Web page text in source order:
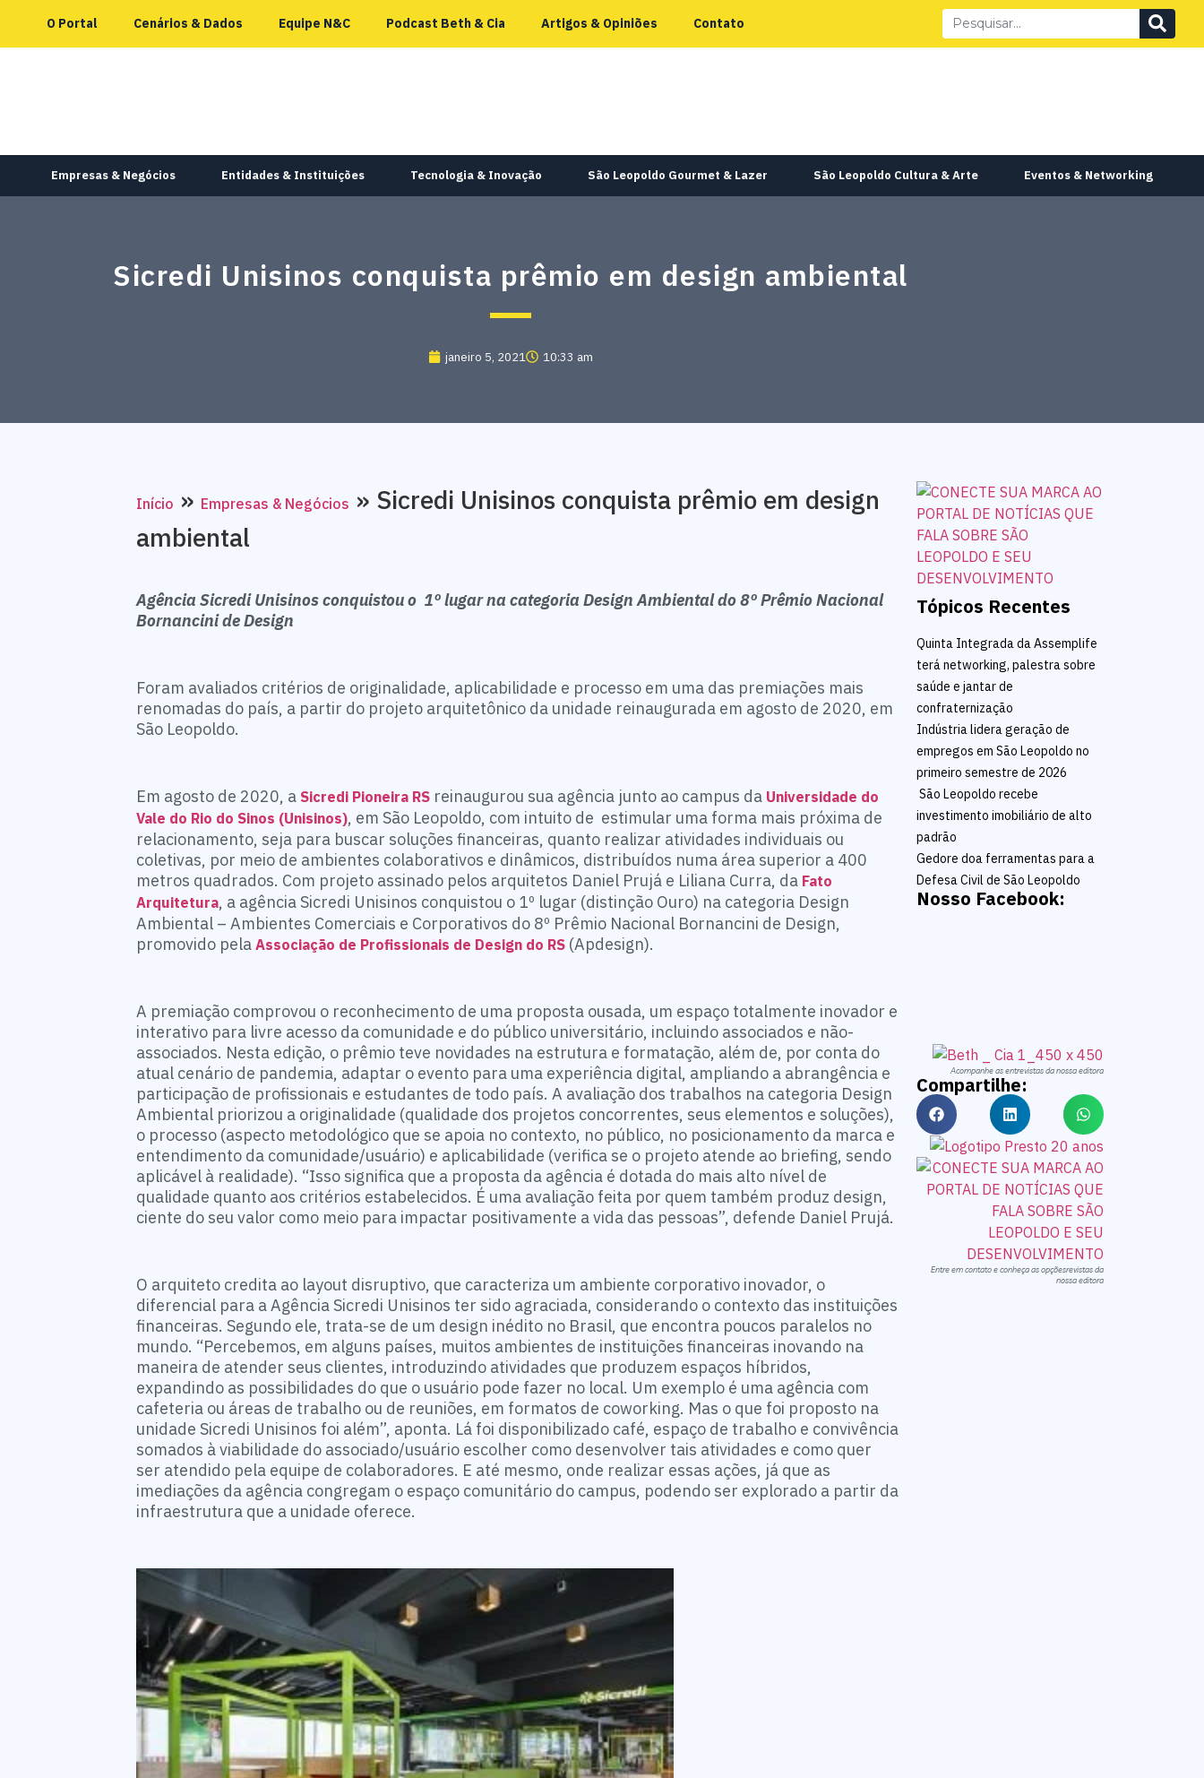
O Portal Cenários & Dados Equipe N&C Podcast Beth & Cia Artigos & Opiniões Contato
Empresas & Negócios Entidades & Instituições Tecnologia & Inovação São Leopoldo Gourmet & Lazer São Leopoldo Cultura & Arte Eventos & Networking
Sicredi Unisinos conquista prêmio em design ambiental
janeiro 5, 2021 10:33 am
Início » Empresas & Negócios » Sicredi Unisinos conquista prêmio em design
ambiental
Agência Sicredi Unisinos conquistou o 1º lugar na categoria Design Ambiental do 8º Prêmio Nacional
Bornancini de Design
Foram avaliados critérios de originalidade, aplicabilidade e processo em uma das premiações mais
renomadas do país, a partir do projeto arquitetônico da unidade reinaugurada em agosto de 2020, em
São Leopoldo.
Em agosto de 2020, a Sicredi Pioneira RS reinaugurou sua agência junto ao campus da Universidade do
Vale do Rio do Sinos (Unisinos), em São Leopoldo, com intuito de estimular uma forma mais próxima de
relacionamento, seja para buscar soluções financeiras, quanto realizar atividades individuais ou
coletivas, por meio de ambientes colaborativos e dinâmicos, distribuídos numa área superior a 400
metros quadrados. Com projeto assinado pelos arquitetos Daniel Prujá e Liliana Curra, da Fato
Arquitetura, a agência Sicredi Unisinos conquistou o 1º lugar (distinção Ouro) na categoria Design
Ambiental – Ambientes Comerciais e Corporativos do 8º Prêmio Nacional Bornancini de Design,
promovido pela Associação de Profissionais de Design do RS (Apdesign).
A premiação comprovou o reconhecimento de uma proposta ousada, um espaço totalmente inovador e
interativo para livre acesso da comunidade e do público universitário, incluindo associados e não-
associados. Nesta edição, o prêmio teve novidades na estrutura e formatação, além de, por conta do
atual cenário de pandemia, adaptar o evento para uma experiência digital, ampliando a abrangência e
participação de profissionais e estudantes de todo país. A avaliação dos trabalhos na categoria Design
Ambiental priorizou a originalidade (qualidade dos projetos concorrentes, seus elementos e soluções),
o processo (aspecto metodológico que se apoia no contexto, no público, no posicionamento da marca e
entendimento da comunidade/usuário) e aplicabilidade (verifica se o projeto atende ao briefing, sendo
aplicável à realidade). “Isso significa que a proposta da agência é dotada do mais alto nível de
qualidade quanto aos critérios estabelecidos. É uma avaliação feita por quem também produz design,
ciente do seu valor como meio para impactar positivamente a vida das pessoas”, defende Daniel Prujá.
O arquiteto credita ao layout disruptivo, que caracteriza um ambiente corporativo inovador, o
diferencial para a Agência Sicredi Unisinos ter sido agraciada, considerando o contexto das instituições
financeiras. Segundo ele, trata-se de um design inédito no Brasil, que encontra poucos paralelos no
mundo. “Percebemos, em alguns países, muitos ambientes de instituições financeiras inovando na
maneira de atender seus clientes, introduzindo atividades que produzem espaços híbridos,
expandindo as possibilidades do que o usuário pode fazer no local. Um exemplo é uma agência com
cafeteria ou áreas de trabalho ou de reuniões, em formatos de coworking. Mas o que foi proposto na
unidade Sicredi Unisinos foi além”, aponta. Lá foi disponibilizado café, espaço de trabalho e convivência
somados à viabilidade do associado/usuário escolher como desenvolver tais atividades e como quer
ser atendido pela equipe de colaboradores. E até mesmo, onde realizar essas ações, já que as
imediações da agência congregam o espaço comunitário do campus, podendo ser explorado a partir da
infraestrutura que a unidade oferece.
Tópicos Recentes
Quinta Integrada da Assemplife
terá networking, palestra sobre
saúde e jantar de
confraternização
Indústria lidera geração de
empregos em São Leopoldo no
primeiro semestre de 2026
São Leopoldo recebe
investimento imobiliário de alto
padrão
Gedore doa ferramentas para a
Defesa Civil de São Leopoldo
Nosso Facebook:
Acompanhe as entrevistas da nossa editora
Compartilhe:
Entre em contato e conheça as opçõesrevistas da
nossa editora